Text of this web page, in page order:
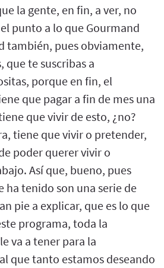
la gente, en fin, a ver, no
punto a lo que Gourmand
también, pues obviamente,
que te suscribas a
porque en fin, el
que pagar a fin de mes una
que vivir de esto, ¿no?
tiene que vivir o pretender,
poder querer vivir o
Así que, bueno, pues
ha tenido son una serie de
pie a explicar, que es lo que
programa, toda la
va a tener para la
que tanto estamos deseando